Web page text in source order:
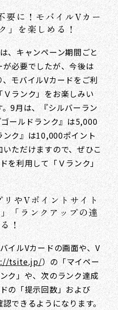
要に！モバイルVカー
」を楽しめる！
、キャンペーン期間ごと
必要でしたが、今後は
モバイルVカードをご利
ランク」をお楽しみい
9月は、『シルバーラン
ールドランク』は5,000
ク』は10,000ポイント
ただけますので、ぜひこ
を利用して「Ｖランク」
やVポイントサイト
「ランクアップの達
！
イルVカードの画面や、V
tsite.jp/）の「マイペー
ク」や、次のランク達成
の「提示回数」および
できるようになります。